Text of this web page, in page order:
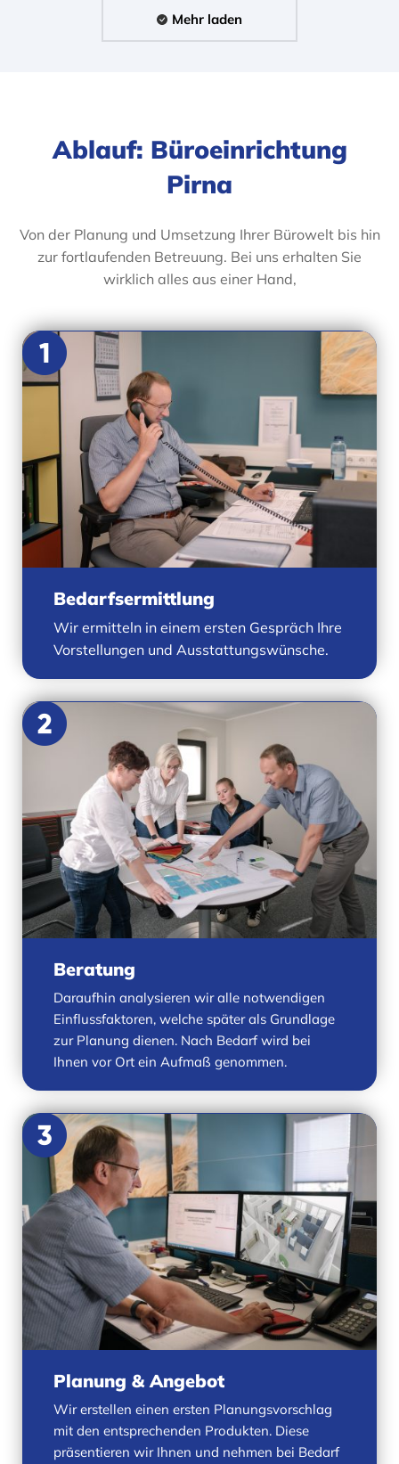
Mehr laden
Ablauf: Büroeinrichtung
Pirna
Von der Planung und Umsetzung Ihrer Bürowelt bis hin
zur fortlaufenden Betreuung. Bei uns erhalten Sie
wirklich alles aus einer Hand,
Bedarfsermittlung
Wir ermitteln in einem ersten Gespräch Ihre
Vorstellungen und Ausstattungswünsche.
Beratung
Daraufhin analysieren wir alle notwendigen
Einflussfaktoren, welche später als Grundlage
zur Planung dienen. Nach Bedarf wird bei
Ihnen vor Ort ein Aufmaß genommen.
Planung & Angebot
Wir erstellen einen ersten Planungsvorschlag
mit den entsprechenden Produkten. Diese
präsentieren wir Ihnen und nehmen bei Bedarf